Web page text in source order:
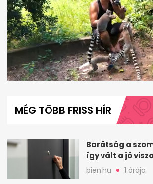
minutes,
MÉG TÖBB FRISS HÍR
Barátság a
így vált a jó
döntéssé
bien.hu 1 órája